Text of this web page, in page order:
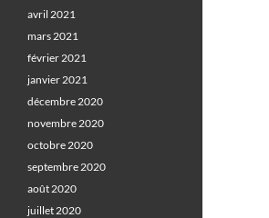
avril 2021
mars 2021
février 2021
janvier 2021
décembre 2020
novembre 2020
octobre 2020
septembre 2020
août 2020
juillet 2020